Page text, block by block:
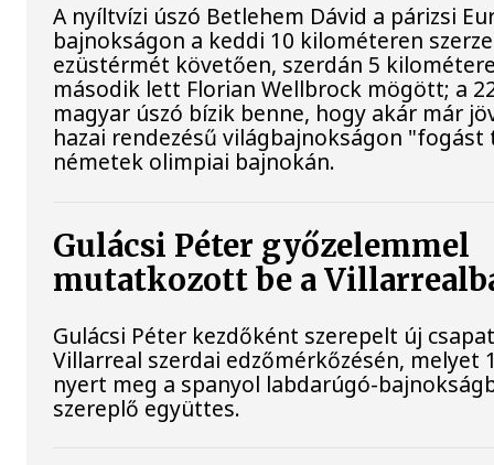
A nyíltvízi úszó Betlehem Dávid a párizsi
bajnokságon a keddi 10 kilométeren
ezüstérmét követően, szerdán 5
második lett Florian Wellbrock mögött; a
magyar úszó bízik benne, hogy akár már
hazai rendezésű világbajnokságon "fogást
németek olimpiai bajnokán.
Gulácsi Péter győzelemmel
mutatkozott be a
Gulácsi Péter kezdőként szerepelt új
Villarreal szerdai edzőmérkőzésén, melyet
nyert meg a spanyol labdarúgó-
szereplő együttes.